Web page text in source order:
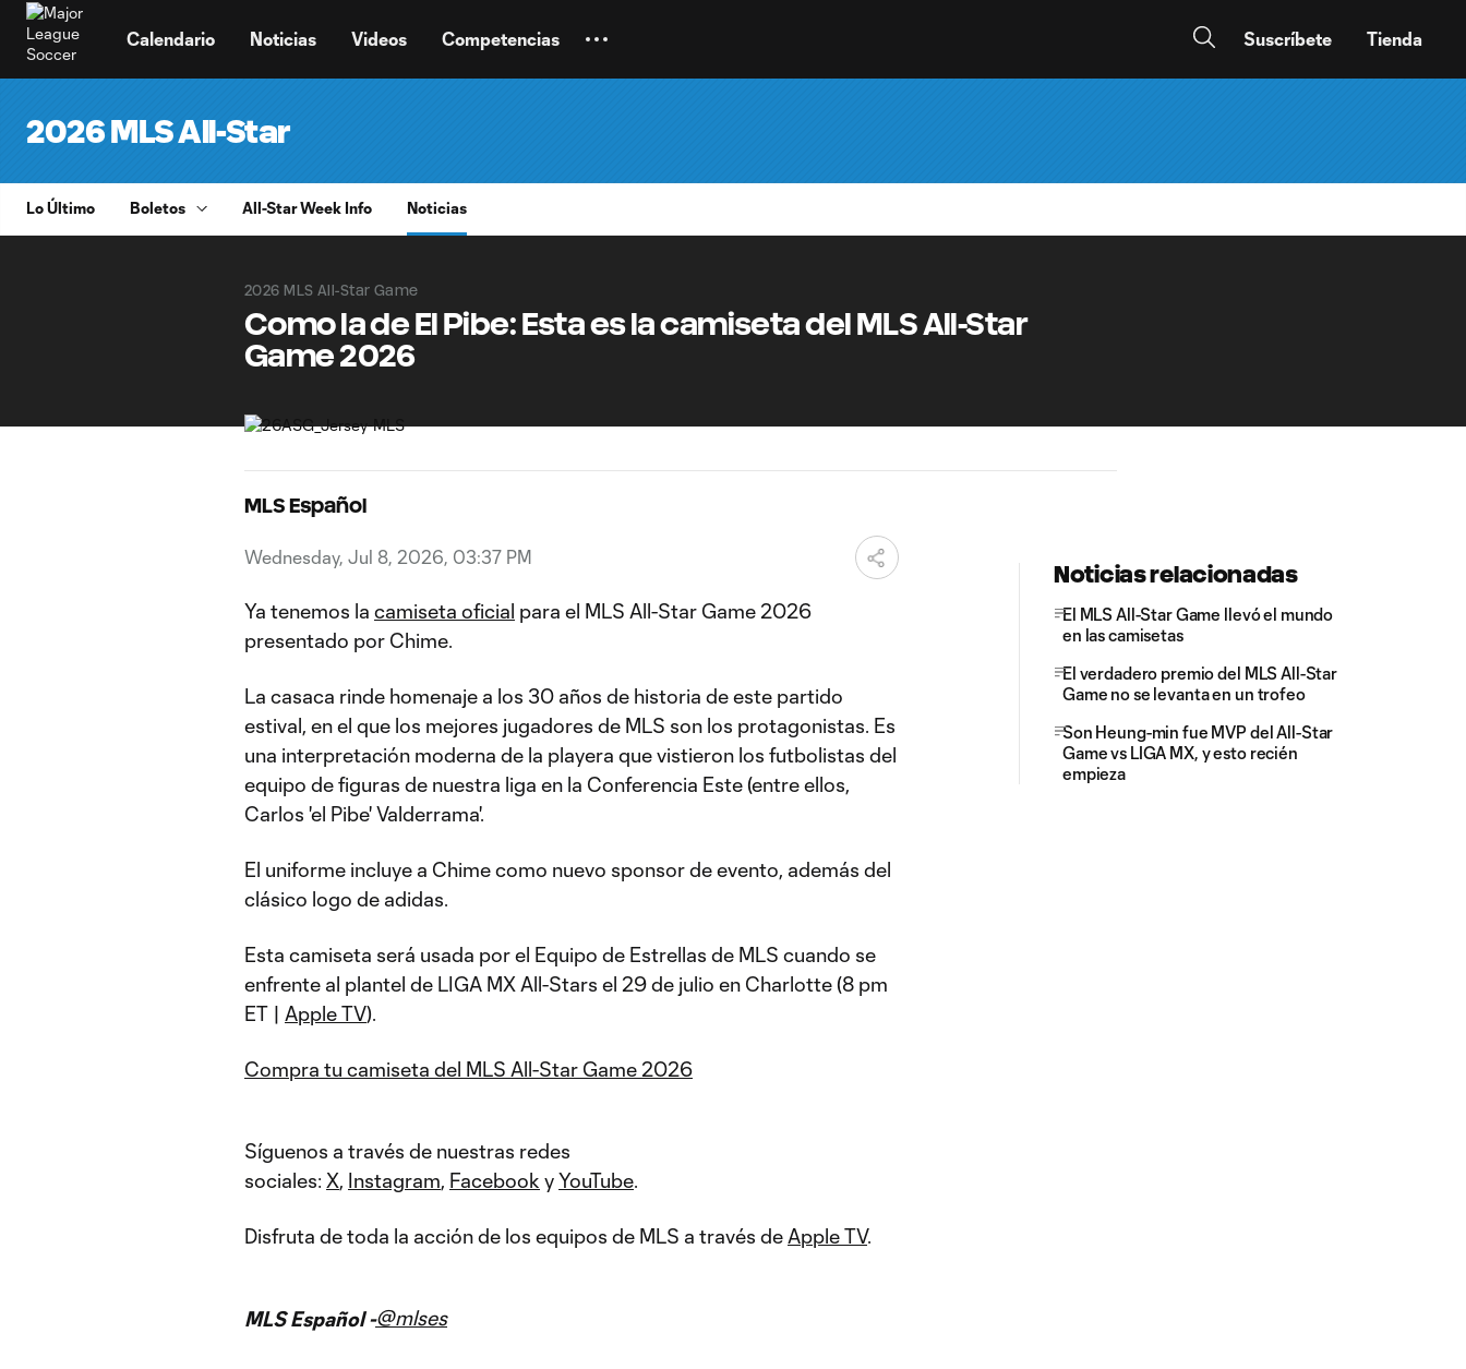
Calendario Noticias Videos Competencias Suscríbete Tienda
2026 MLS All-Star
Lo Último Boletos All-Star Week Info Noticias
2026 MLS All-Star Game
Como la de El Pibe: Esta es la camiseta del MLS All-Star
Game 2026
MLS Español
Wednesday, Jul 8, 2026, 03:37 PM
Ya tenemos la camiseta oficial para el MLS All-Star Game 2026
presentado por Chime.
La casaca rinde homenaje a los 30 años de historia de este partido
estival, en el que los mejores jugadores de MLS son los protagonistas. Es
una interpretación moderna de la playera que vistieron los futbolistas del
equipo de figuras de nuestra liga en la Conferencia Este (entre ellos,
Carlos 'el Pibe' Valderrama'.
El uniforme incluye a Chime como nuevo sponsor de evento, además del
clásico logo de adidas.
Esta camiseta será usada por el Equipo de Estrellas de MLS cuando se
enfrente al plantel de LIGA MX All-Stars el 29 de julio en Charlotte (8 pm
ET | Apple TV).
Compra tu camiseta del MLS All-Star Game 2026
Síguenos a través de nuestras redes
sociales: X, Instagram, Facebook yYouTube.
Disfruta de toda la acción de los equipos de MLS a través de Apple TV.
MLS Español -@mlses
Noticias relacionadas
El MLS All-Star Game llevó el mundo
en las camisetas
El verdadero premio del MLS All-Star
Game no se levanta en un trofeo
Son Heung-min fue MVP del All-Star
Game vs LIGA MX, y esto recién
empieza